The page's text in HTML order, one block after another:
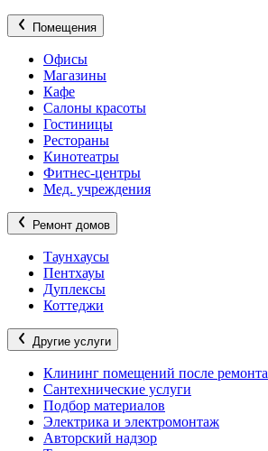
Помещения
Офисы
Магазины
Кафе
Салоны красоты
Гостиницы
Рестораны
Кинотеатры
Фитнес-центры
Мед. учреждения
Ремонт домов
Таунхаусы
Пентхауы
Дуплексы
Коттеджи
Другие услуги
Клининг помещений после ремонта
Сантехнические услуги
Подбор материалов
Электрика и электромонтаж
Авторский надзор